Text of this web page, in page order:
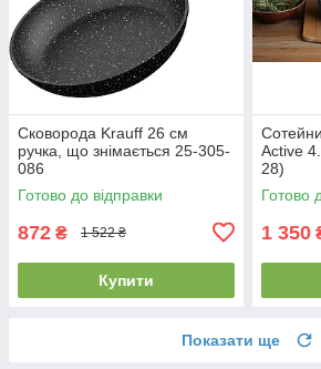
Сковорода Krauff 26 см
ручка, що знімається 25-305-
086
Готово до відправки
872 ₴ 1 522 ₴
Купити
Active
28)
Готово
1 350
Показати ще